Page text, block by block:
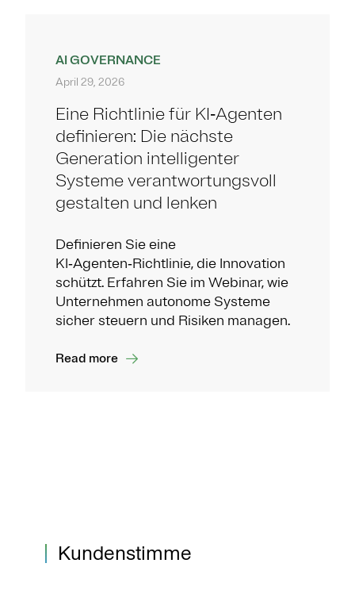
AI GOVERNANCE
April 29, 2026
Eine Richtlinie für KI‑Agenten
definieren: Die nächste
Generation intelligenter
Systeme verantwortungsvoll
gestalten und lenken
Definieren Sie eine
KI‑Agenten‑Richtlinie, die Innovation
schützt. Erfahren Sie im Webinar, wie
Unternehmen autonome Systeme
sicher steuern und Risiken managen.
Read more
Kundenstimme